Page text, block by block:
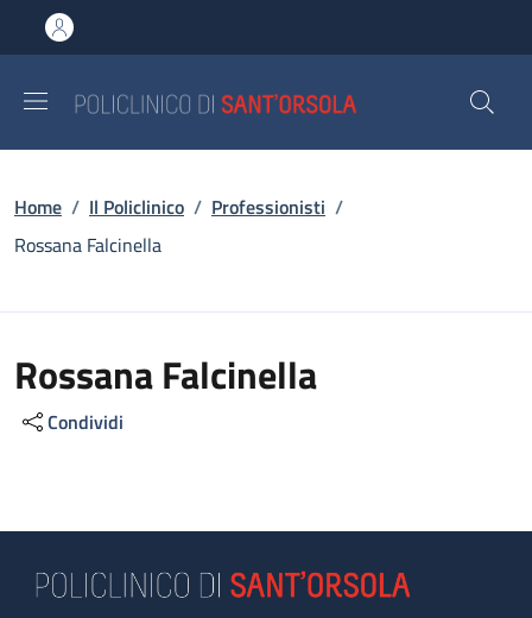
al contenuto principale
to footer content
Briciole di pane
Home / Il Policlinico / Professionisti /
Rossana Falcinella
Rossana Falcinella
Condividi